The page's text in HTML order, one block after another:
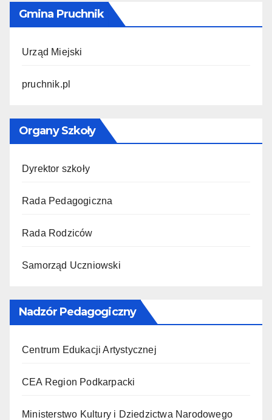
Gmina Pruchnik
Urząd Miejski
pruchnik.pl
Organy Szkoły
Dyrektor szkoły
Rada Pedagogiczna
Rada Rodziców
Samorząd Uczniowski
Nadzór Pedagogiczny
Centrum Edukacji Artystycznej
CEA Region Podkarpacki
Ministerstwo Kultury i Dziedzictwa Narodowego